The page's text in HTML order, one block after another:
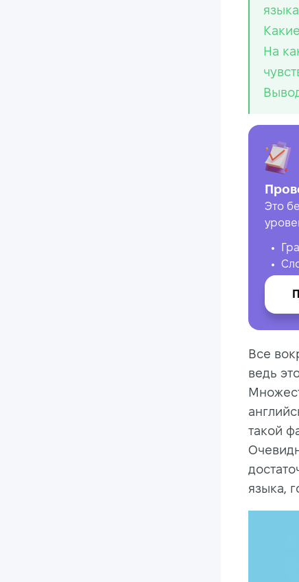
На
Это
Все
ведь
такой
языка,